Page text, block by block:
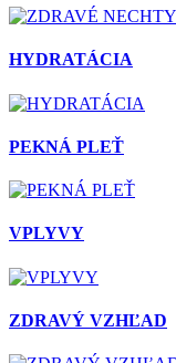
HYDRATÁCIA
PEKNÁ PLEŤ
VPLYVY
ZDRAVÝ VZHĽAD